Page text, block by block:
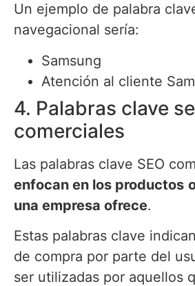
Un ejemplo de palabra
navegacional sería:
Samsung
Atención al cliente
4. Palabras clave
comerciales
Las palabras clave SEO
enfocan en los productos
una empresa ofrece.
Estas palabras clave
de compra por parte del
ser utilizadas por aquellos